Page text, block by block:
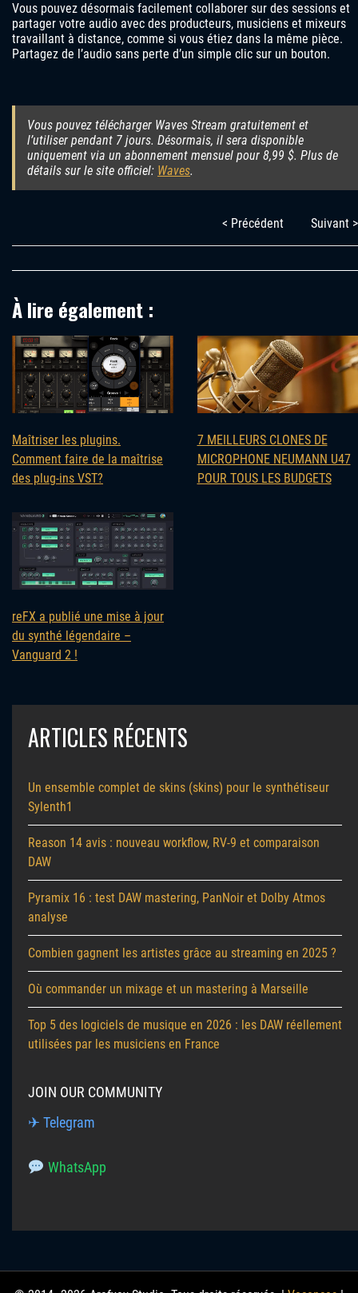
Vous pouvez désormais facilement collaborer sur des sessions et
partager votre audio avec des producteurs, musiciens et mixeurs
travaillant à distance, comme si vous étiez dans la même pièce.
Partagez de l’audio sans perte d’un simple clic sur un bouton.
Vous pouvez télécharger Waves Stream gratuitement et
l’utiliser pendant 7 jours. Désormais, il sera disponible
uniquement via un abonnement mensuel pour 8,99 $. Plus de
détails sur le site officiel: Waves.
< Précédent Suivant >
À lire également :
Maîtriser les plugins.
Comment faire de la maîtrise
des plug-ins VST?
7 MEILLEURS CLONES DE
MICROPHONE NEUMANN U47
POUR TOUS LES BUDGETS
reFX a publié une mise à jour
du synthé légendaire –
Vanguard 2 !
ARTICLES RÉCENTS
Un ensemble complet de skins (skins) pour le synthétiseur
Sylenth1
Reason 14 avis : nouveau workflow, RV-9 et comparaison
DAW
Pyramix 16 : test DAW mastering, PanNoir et Dolby Atmos
analyse
Combien gagnent les artistes grâce au streaming en 2025 ?
Où commander un mixage et un mastering à Marseille
Top 5 des logiciels de musique en 2026 : les DAW réellement
utilisées par les musiciens en France
JOIN OUR COMMUNITY
✈ Telegram
WhatsApp